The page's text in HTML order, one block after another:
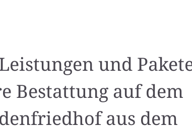
und
Bestattung auf dem
aus dem